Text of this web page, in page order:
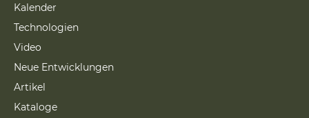
Kalender
Technologien
Video
Neue Entwicklungen
Artikel
Kataloge